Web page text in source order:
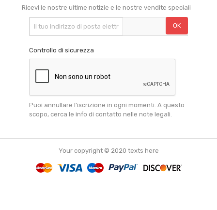
Ricevi le nostre ultime notizie e le nostre vendite speciali
Controllo di sicurezza
Puoi annullare l'iscrizione in ogni momenti. A questo
scopo, cerca le info di contatto nelle note legali.
Your copyright © 2020 texts here